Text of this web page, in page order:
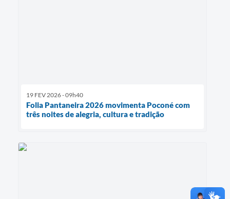
19 FEV 2026 - 09h40
Folia Pantaneira 2026 movimenta Poconé com
três noites de alegria, cultura e tradição